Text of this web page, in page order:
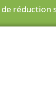
réduction